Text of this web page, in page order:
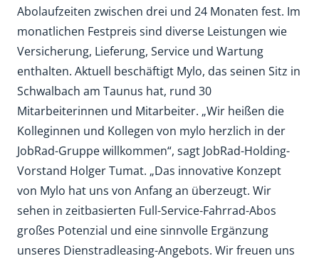
Abolaufzeiten zwischen drei und 24 Monaten fest. Im
monatlichen Festpreis sind diverse Leistungen wie
Versicherung, Lieferung, Service und Wartung
enthalten. Aktuell beschäftigt Mylo, das seinen Sitz in
Schwalbach am Taunus hat, rund 30
Mitarbeiterinnen und Mitarbeiter. „Wir heißen die
Kolleginnen und Kollegen von mylo herzlich in der
JobRad-Gruppe willkommen“, sagt JobRad-Holding-
Vorstand Holger Tumat. „Das innovative Konzept
von Mylo hat uns von Anfang an überzeugt. Wir
sehen in zeitbasierten Full-Service-Fahrrad-Abos
großes Potenzial und eine sinnvolle Ergänzung
unseres Dienstradleasing-Angebots. Wir freuen uns